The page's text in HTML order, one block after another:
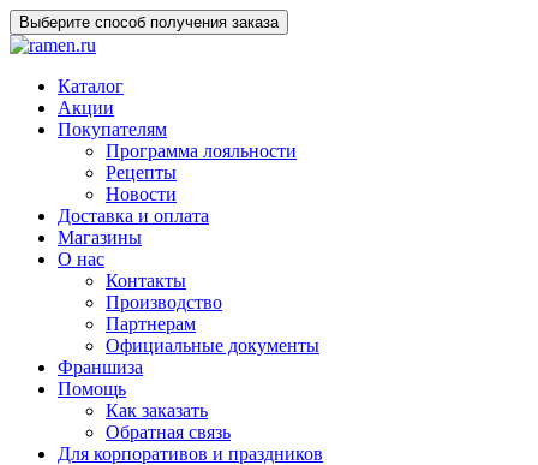
Выберите способ получения заказа
Каталог
Акции
Покупателям
Программа лояльности
Рецепты
Новости
Доставка и оплата
Магазины
О нас
Контакты
Производство
Партнерам
Официальные документы
Франшиза
Помощь
Как заказать
Обратная связь
Для корпоративов и праздников